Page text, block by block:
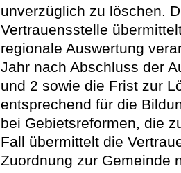
unverzüglich zu löschen.
Vertrauensstelle
regionale Auswertung
Jahr nach Abschluss der
und 2 sowie die Frist zur
entsprechend für die
bei Gebietsreformen, die
Fall übermittelt die
Zuordnung zur Gemeinde